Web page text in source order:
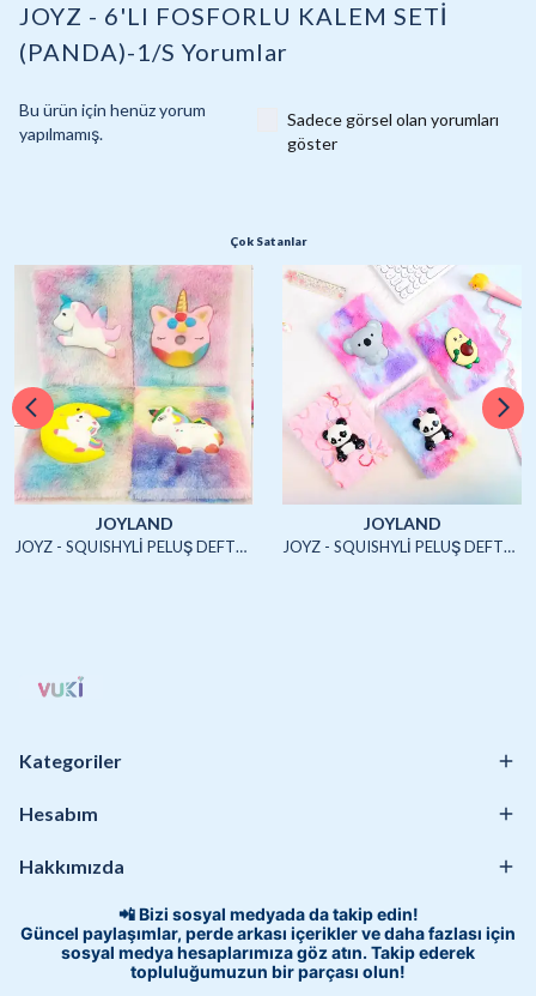
JOYZ - 6'LI FOSFORLU KALEM SETİ
(PANDA)-1/S Yorumlar
Bu ürün için henüz yorum
yapılmamış.
Sadece görsel olan yorumları
göster
Çok Satanlar
JOYLAND
JOYZ - SQUISHYLİ PELUŞ DEFTER A5 (UNICORN2)-4/S
JOYLAND
JOYZ - SQUISHYLİ PELUŞ DEFTER A5 (HAYVANLAR)-4/S
Kategoriler
Hesabım
Hakkımızda
📲 Bizi sosyal medyada da takip edin!
Güncel paylaşımlar, perde arkası içerikler ve daha fazlası için
sosyal medya hesaplarımıza göz atın. Takip ederek
topluluğumuzun bir parçası olun!